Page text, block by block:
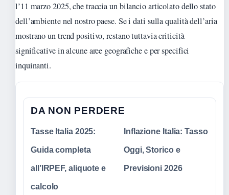
l’11 marzo 2025, che traccia un bilancio articolato dello stato
dell’ambiente nel nostro paese. Se i dati sulla qualità dell’aria
mostrano un trend positivo, restano tuttavia criticità
significative in alcune aree geografiche e per specifici
inquinanti.
DA NON PERDERE
Tasse Italia 2025:
Guida completa
all’IRPEF, aliquote e
calcolo
Inflazione Italia: Tasso
Oggi, Storico e
Previsioni 2026